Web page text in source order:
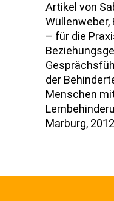
Artikel von
Wüllenweber,
– für die
der
Menschen
Marburg, 2012